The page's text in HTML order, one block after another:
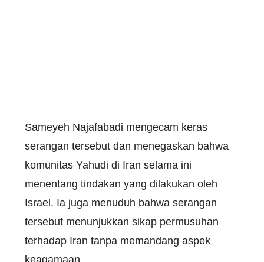
Sameyeh Najafabadi mengecam keras
serangan tersebut dan menegaskan bahwa
komunitas Yahudi di Iran selama ini
menentang tindakan yang dilakukan oleh
Israel. Ia juga menuduh bahwa serangan
tersebut menunjukkan sikap permusuhan
terhadap Iran tanpa memandang aspek
keagamaan.